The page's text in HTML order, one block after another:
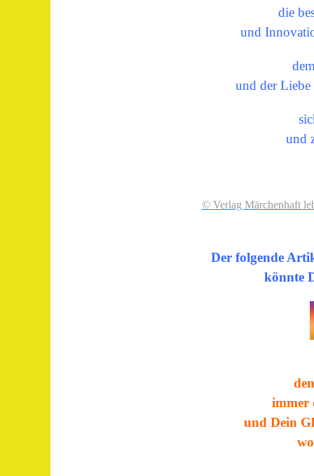
die
und
und der Liebe
und
© Verlag Märchenhaft
Der folgende
könnte
immer
und Dein